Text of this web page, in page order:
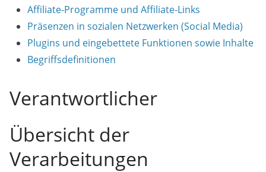
Affiliate-Programme und Affiliate-Links
Präsenzen in sozialen Netzwerken (Social Media)
Plugins und eingebettete Funktionen sowie Inhalte
Begriffsdefinitionen
Verantwortlicher
Übersicht der
Verarbeitungen